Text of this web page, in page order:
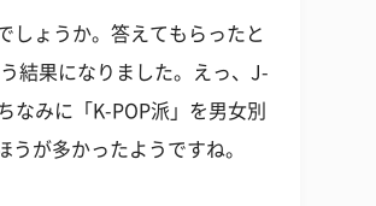
しょうか。答えてもらったと
結果になりました。えっ、J-
なみに「K-POP派」を男女別
が多かったようですね。